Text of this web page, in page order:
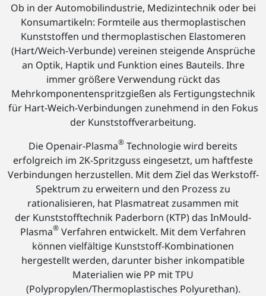
Ob in der Automobilindustrie, Medizintechnik oder bei
Konsumartikeln: Formteile aus thermoplastischen
Kunststoffen und thermoplastischen Elastomeren
(Hart/Weich-Verbunde) vereinen steigende Ansprüche
an Optik, Haptik und Funktion eines Bauteils. Ihre
immer größere Verwendung rückt das
Mehrkomponentenspritzgießen als Fertigungstechnik
für Hart-Weich-Verbindungen zunehmend in den Fokus
der Kunststoffverarbeitung.
Die Openair-Plasma® Technologie wird bereits
erfolgreich im 2K-Spritzguss eingesetzt, um haftfeste
Verbindungen herzustellen. Mit dem Ziel das Werkstoff-
Spektrum zu erweitern und den Prozess zu
rationalisieren, hat Plasmatreat zusammen mit
der Kunststofftechnik Paderborn (KTP) das InMould-
Plasma® Verfahren entwickelt. Mit dem Verfahren
können vielfältige Kunststoff-Kombinationen
hergestellt werden, darunter bisher inkompatible
Materialien wie PP mit TPU
(Polypropylen/Thermoplastisches Polyurethan).